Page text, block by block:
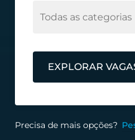
EXPLORAR
Precisa de mais opções?